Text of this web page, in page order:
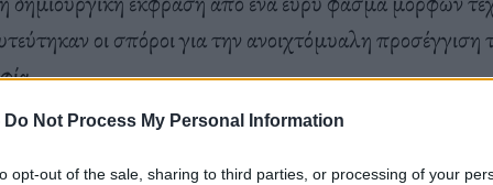
Do Not Process My Personal Information
opt-out of the sale, sharing to third parties, or processing of your
οι σπόροι για την ανοιχτόμυαλη
την πρώτη χορογραφία της “Θραύσματα”